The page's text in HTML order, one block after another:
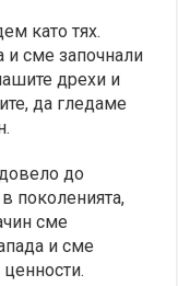
като тях.
и сме започнали
дрехи и
да гледаме
до
поколенията,
сме
и сме